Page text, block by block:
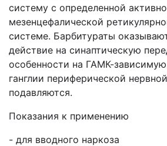
систему с определенной
мезенцефалической
системе. Барбитураты
действие на синаптическую
особенности на ГАМК-
ганглии периферической
подавляются.
Показания к применению
- для вводного наркоза